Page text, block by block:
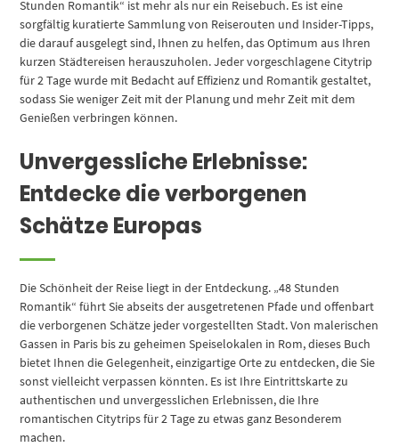
Stunden Romantik“ ist mehr als nur ein Reisebuch. Es ist eine
sorgfältig kuratierte Sammlung von Reiserouten und Insider-Tipps,
die darauf ausgelegt sind, Ihnen zu helfen, das Optimum aus Ihren
kurzen Städtereisen herauszuholen. Jeder vorgeschlagene Citytrip
für 2 Tage wurde mit Bedacht auf Effizienz und Romantik gestaltet,
sodass Sie weniger Zeit mit der Planung und mehr Zeit mit dem
Genießen verbringen können.
Unvergessliche Erlebnisse:
Entdecke die verborgenen
Schätze Europas
Die Schönheit der Reise liegt in der Entdeckung. „48 Stunden
Romantik“ führt Sie abseits der ausgetretenen Pfade und offenbart
die verborgenen Schätze jeder vorgestellten Stadt. Von malerischen
Gassen in Paris bis zu geheimen Speiselokalen in Rom, dieses Buch
bietet Ihnen die Gelegenheit, einzigartige Orte zu entdecken, die Sie
sonst vielleicht verpassen könnten. Es ist Ihre Eintrittskarte zu
authentischen und unvergesslichen Erlebnissen, die Ihre
romantischen Citytrips für 2 Tage zu etwas ganz Besonderem
machen.